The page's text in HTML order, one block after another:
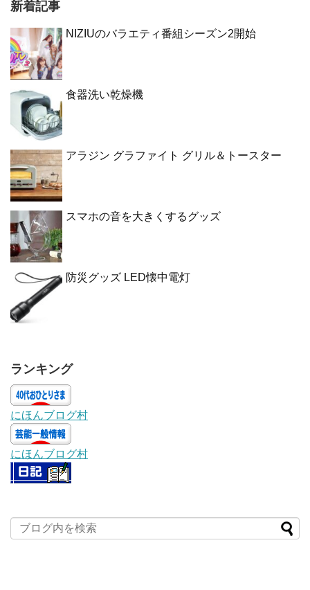
新着記事
NIZIUのバラエティ番組シーズン2開始
食器洗い乾燥機
アラジン グラファイト グリル＆トースター
スマホの音を大きくするグッズ
防災グッズ LED懐中電灯
ランキング
にほんブログ村
にほんブログ村